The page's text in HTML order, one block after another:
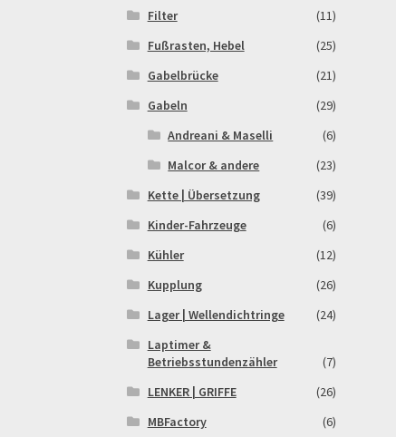
Filter
(11)
Fußrasten, Hebel
(25)
Gabelbrücke
(21)
Gabeln
(29)
Andreani & Maselli
(6)
Malcor & andere
(23)
Kette | Übersetzung
(39)
Kinder-Fahrzeuge
(6)
Kühler
(12)
Kupplung
(26)
Lager | Wellendichtringe
(24)
Laptimer &
Betriebsstundenzähler
(7)
LENKER | GRIFFE
(26)
MBFactory
(6)